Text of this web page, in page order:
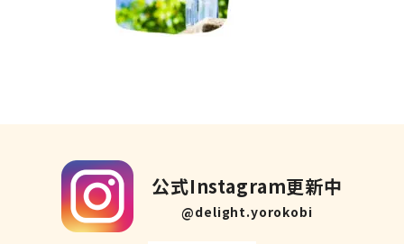
公式Instagram更新中
@delight.yorokobi